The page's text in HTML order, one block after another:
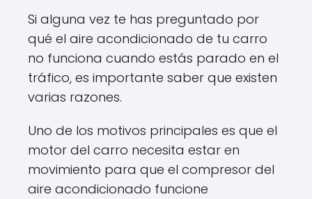
Si alguna vez te has preguntado por
qué el aire acondicionado de tu carro
no funciona cuando estás parado en el
tráfico, es importante saber que existen
varias razones.
Uno de los motivos principales es que el
motor del carro necesita estar en
movimiento para que el compresor del
aire acondicionado funcione